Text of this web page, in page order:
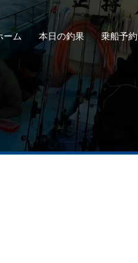
ーム 本日の釣果 乗船予約